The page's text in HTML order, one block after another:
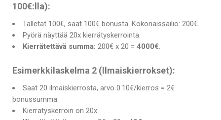
100€:lla):
Talletat 100€, saat 100€ bonusta. Kokonaissäiliö: 200€.
Pyörä näyttää 20x kierrätyskerrointa.
Kierrätettävä summa: 200€ x 20 = 4000€.
Esimerkkilaskelma 2 (Ilmaiskierrokset):
Saat 20 ilmaiskierrosta, arvo 0.10€/kierros = 2€
bonussumma.
Kierrätyskerroin on 20x.